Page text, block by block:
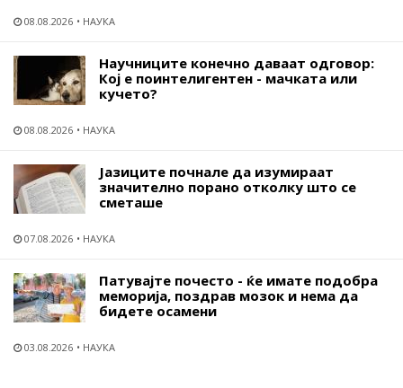
08.08.2026 НАУКА
Научниците конечно даваат одговор:
Кој е поинтелигентен - мачката или
кучето?
08.08.2026 НАУКА
Јазиците почнале да изумираат
значително порано отколку што се
сметаше
07.08.2026 НАУКА
Патувајте почесто - ќе имате подобра
меморија, поздрав мозок и нема да
бидете осамени
03.08.2026 НАУКА